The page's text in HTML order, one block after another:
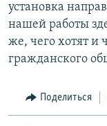
установка
нашей работы
же, чего хотят и
гражданского
Поделиться